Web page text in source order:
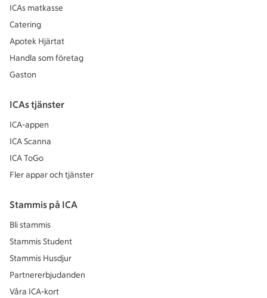
ICAs matkasse
Catering
Apotek Hjärtat
Handla som företag
Gaston
ICAs tjänster
ICA-appen
ICA Scanna
ICA ToGo
Fler appar och tjänster
Stammis på ICA
Bli stammis
Stammis Student
Stammis Husdjur
Partnererbjudanden
Våra ICA-kort